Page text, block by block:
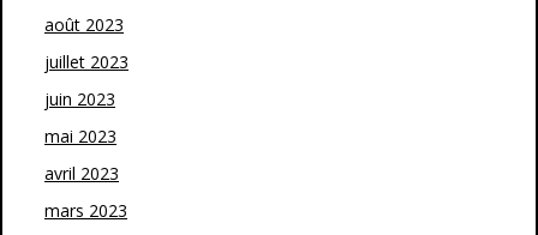
août 2023
juillet 2023
juin 2023
mai 2023
avril 2023
mars 2023